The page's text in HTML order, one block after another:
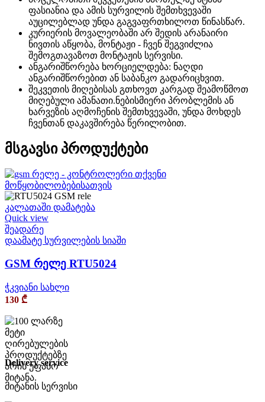
ფასიანია და ამის სურვილის შემთხვევაში
აუცილებლად უნდა გაგვაფრთხილოთ წინასწარ.
კურიერის მოვალეობაში არ შედის არანაირი
ნივთის აწყობა, მონტაჟი - ჩვენ შეგვიძლია
შემოგთავაზოთ მონტაჟის სერვისი.
ანგარიშწორება ხორციელდება: ნაღდი
ანგარიშწორებით ან საბანკო გადარიცხვით.
შეკვეთის მიღებისას გთხოვთ კარგად შეამოწმოთ
მიღებული ამანათი.ნებისმიერი პრობლემის ან
ხარვეზის აღმოჩენის შემთხვევაში, უნდა მოხდეს
ჩვენთან დაკავშირება წერილობით.
მსგავსი პროდუქტები
კალათაში დამატება
Quick view
შეადარე
დაამატე სურვილების სიაში
GSM რელე RTU5024
ჭკვიანი სახლი
130 ₾
Delivery service
მიტანის სერვისი